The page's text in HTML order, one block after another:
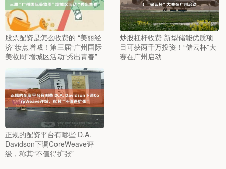
股票配资是怎么收费的 “美丽经
济”妆点增城！第三届“广州国际
美妆周”增城区活动“秀出青春”
炒股杠杆收费 新型储能优质项
目可获两千万投资！“储云杯”大
赛在广州启动
正规的配资平台有哪些 D.A.
Davidson下调CoreWeave评
级，称其“不值得扩张”